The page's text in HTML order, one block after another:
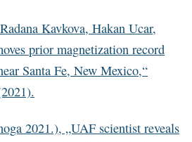
Kavkova, Hakan Ucar,
prior magnetization record
Santa Fe, New Mexico,“
2021.), „UAF scientist reveals